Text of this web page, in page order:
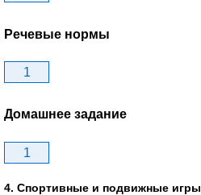
Речевые нормы
1
Домашнее задание
1
4. Спортивные и подвижные игры